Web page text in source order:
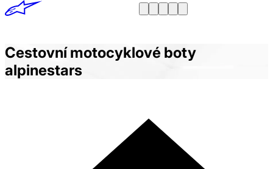
Cestovní motocyklové boty
alpinestars